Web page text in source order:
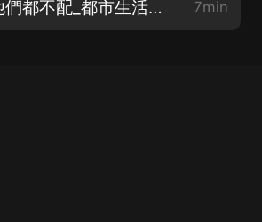
假婿_第8集 他們都不配_都市生活的殘酷廝殺，愛恨情仇，豪門商戰，訂閱不迷路 7min